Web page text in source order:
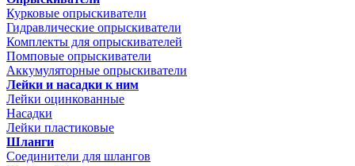
Курковые опрыскиватели
Гидравлические опрыскиватели
Комплекты для опрыскивателей
Помповые опрыскиватели
Аккумуляторные опрыскиватели
Лейки и насадки к ним
Лейки оцинкованные
Насадки
Лейки пластиковые
Шланги
Соединители для шлангов